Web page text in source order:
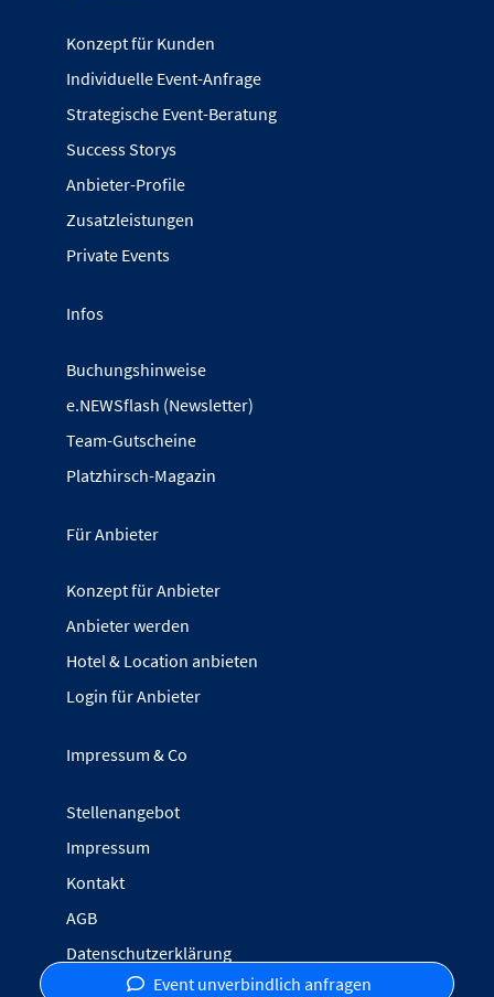
Event unverbindlich anfragen
Konzept für Kunden
Individuelle Event-Anfrage
Strategische Event-Beratung
Success Storys
Anbieter-Profile
Zusatzleistungen
Private Events
Infos
Buchungshinweise
e.NEWSflash (Newsletter)
Team-Gutscheine
Platzhirsch-Magazin
Für Anbieter
Konzept für Anbieter
Anbieter werden
Hotel & Location anbieten
Login für Anbieter
Impressum & Co
Stellenangebot
Impressum
Kontakt
AGB
Datenschutzerklärung
Inhalte melden